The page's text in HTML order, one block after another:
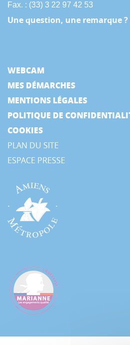
Fax. : (33) 3 22 97 42 53
Une question, une remarque
WEBCAM
MES DÉMARCHES
MENTIONS LÉGALES
POLITIQUE DE
COOKIES
PLAN DU SITE
ESPACE PRESSE